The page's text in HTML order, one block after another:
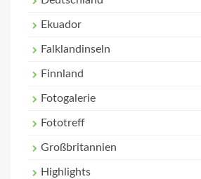
Ekuador
Falklandinseln
Finnland
Fotogalerie
Fototreff
Großbritannien
Highlights